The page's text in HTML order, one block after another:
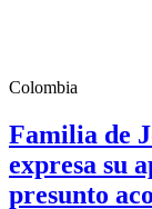
Colombia
Familia de
expresa su
presunto